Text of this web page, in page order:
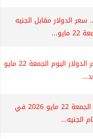
سعر الدولار مقابل الجنيه
الأخضر ينهار.. سعر الدولار اليوم الجمعة 22 مايو
سعر الدولار اليوم الجمعة 22 مايو 2026 في
الجنيه...